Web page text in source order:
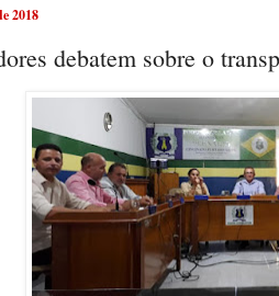
2018
debatem sobre o